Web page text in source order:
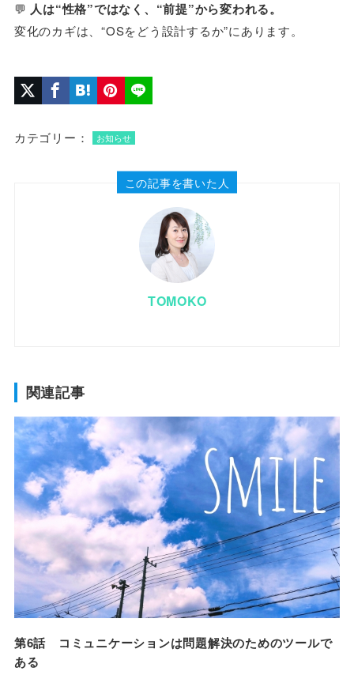
💬 人は“性格”ではなく、“前提”から変われる。
変化のカギは、“OSをどう設計するか”にあります。
カテゴリー： お知らせ
この記事を書いた人
TOMOKO
関連記事
第6話 コミュニケーションは問題解決のためのツールで
ある